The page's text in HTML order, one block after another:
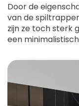
Door de
van de
zijn ze toch sterk
een